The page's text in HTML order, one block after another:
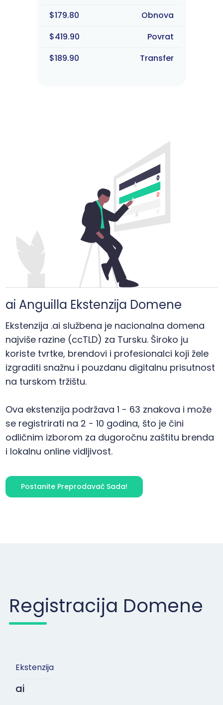
$179.80
Obnova
$419.90
Povrat
$189.90
Transfer
ai Anguilla Ekstenzija Domene
Ekstenzija .ai službena je nacionalna domena
najviše razine (ccTLD) za Tursku. Široko ju
koriste tvrtke, brendovi i profesionalci koji žele
izgraditi snažnu i pouzdanu digitalnu prisutnost
na turskom tržištu.
Ova ekstenzija podržava 1 - 63 znakova i može
se registrirati na 2 - 10 godina, što je čini
odličnim izborom za dugoročnu zaštitu brenda
i lokalnu online vidljivost.
Postanite Preprodavač Sada!
Registracija Domene
Ekstenzija
ai